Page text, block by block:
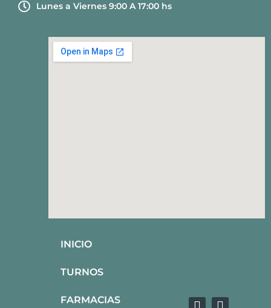
Lunes a Viernes 9:00 A 17:00 hs
INICIO
TURNOS
FARMACIAS